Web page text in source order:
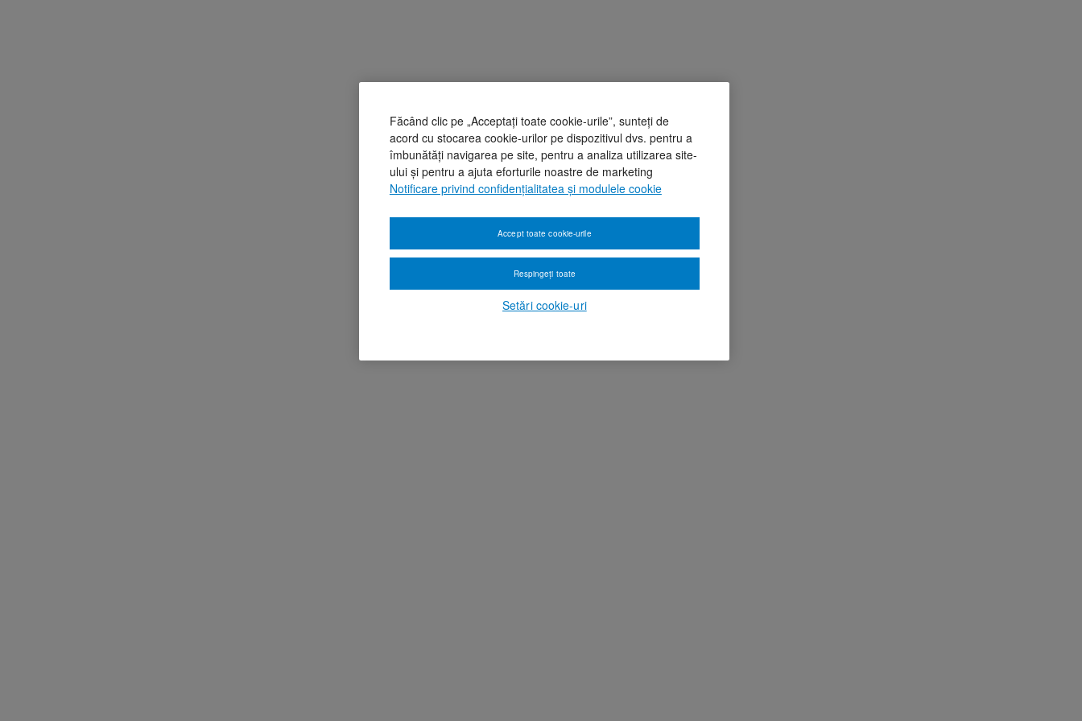
Făcând clic pe „Acceptați toate cookie-urile”, sunteți de
acord cu stocarea cookie-urilor pe dispozitivul dvs. pentru a
îmbunătăți navigarea pe site, pentru a analiza utilizarea site-
ului și pentru a ajuta eforturile noastre de marketing
Notificare privind confidențialitatea și modulele cookie
Setări cookie-uri
Respingeți toate
Accept toate cookie-urile